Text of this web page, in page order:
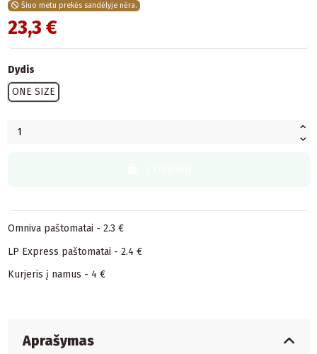
Šiuo metu prekės sandėlyje nėra.
23,3 €
Dydis
ONE SIZE
Omniva paštomatai - 2.3 €
LP Express paštomatai - 2.4 €
Kurjeris į namus - 4 €
Aprašymas